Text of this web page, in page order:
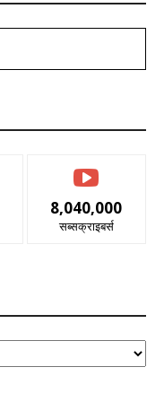
8,040,000
सब्सक्राइबर्स